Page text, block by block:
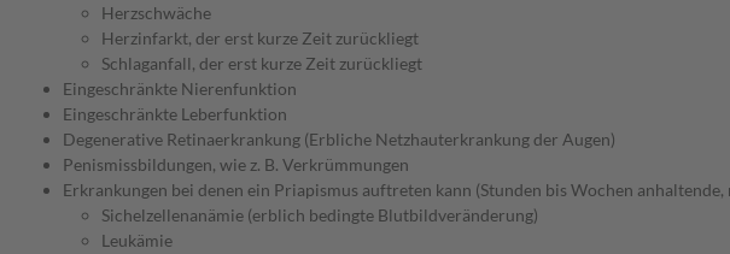
Herzschwäche
Herzinfarkt, der erst kurze Zeit zurückliegt
Schlaganfall, der erst kurze Zeit zurückliegt
Eingeschränkte Nierenfunktion
Eingeschränkte Leberfunktion
Degenerative Retinaerkrankung (Erbliche Netzhauterkrankung der Augen)
Penismissbildungen, wie z. B. Verkrümmungen
Erkrankungen bei denen ein Priapismus auftreten kann (Stunden bis Wochen
Sichelzellenanämie (erblich bedingte Blutbildveränderung)
Leukämie